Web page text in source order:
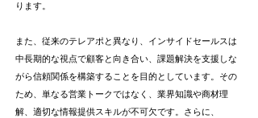
ります。
また、従来のテレアポと異なり、インサイドセールスは
中長期的な視点で顧客と向き合い、課題解決を支援しな
がら信頼関係を構築することを目的としています。その
ため、単なる営業トークではなく、業界知識や商材理
解、適切な情報提供スキルが不可欠です。さらに、